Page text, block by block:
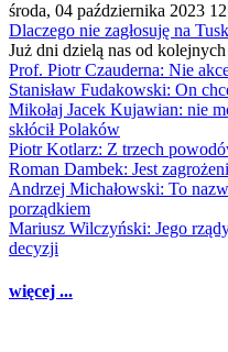
środa, 04 października 2023
Dlaczego nie zagłosuję na
Już dni dzielą nas od
Prof. Piotr Czauderna: Nie
Stanisław Fudakowski: On
Mikołaj Jacek Kujawian: nie
skłócił Polaków
Piotr Kotlarz: Z trzech
Roman Dambek: Jest
Andrzej Michałowski: To
porządkiem
Mariusz Wilczyński: Jego
decyzji
więcej ...